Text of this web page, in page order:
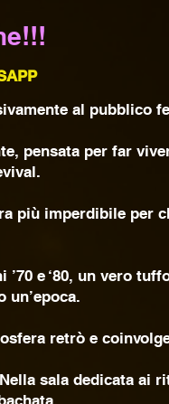
al pubblico
pensata per far
più imperdibile per
e ‘80, un vero
un’epoca.
retrò e
sala dedicata ai